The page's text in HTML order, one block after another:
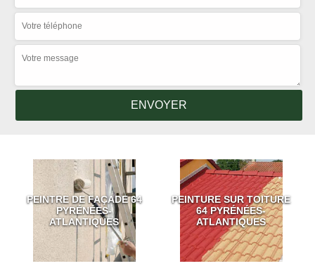
PEINTRE DE FAÇADE 64
PYRÉNÉES-
ATLANTIQUES
PEINTURE SUR TOITURE
64 PYRÉNÉES-
ATLANTIQUES